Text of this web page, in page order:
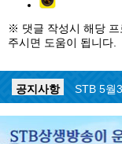
※ 댓글 작성시 해당 프
주시면 도움이 됩니다.
공지사항
STB 5월
공지사항
STB 5월
공지사항
STB 4월
STB 4
공지사항
STB 4월